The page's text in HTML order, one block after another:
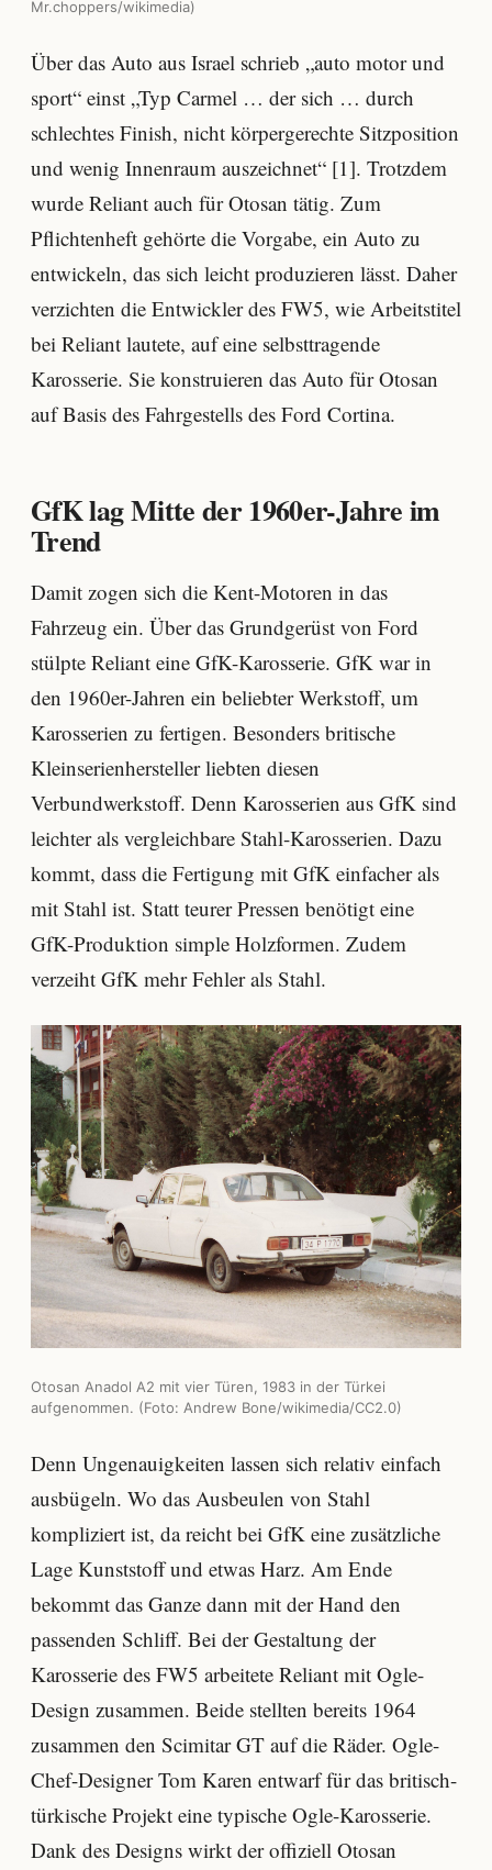
Mr.choppers/wikimedia)
Über das Auto aus Israel schrieb „auto motor und
sport“ einst „Typ Carmel … der sich … durch
schlechtes Finish, nicht körpergerechte Sitzposition
und wenig Innenraum auszeichnet“ [1]. Trotzdem
wurde Reliant auch für Otosan tätig. Zum
Pflichtenheft gehörte die Vorgabe, ein Auto zu
entwickeln, das sich leicht produzieren lässt. Daher
verzichten die Entwickler des FW5, wie Arbeitstitel
bei Reliant lautete, auf eine selbsttragende
Karosserie. Sie konstruieren das Auto für Otosan
auf Basis des Fahrgestells des Ford Cortina.
GfK lag Mitte der 1960er-Jahre im
Trend
Damit zogen sich die Kent-Motoren in das
Fahrzeug ein. Über das Grundgerüst von Ford
stülpte Reliant eine GfK-Karosserie. GfK war in
den 1960er-Jahren ein beliebter Werkstoff, um
Karosserien zu fertigen. Besonders britische
Kleinserienhersteller liebten diesen
Verbundwerkstoff. Denn Karosserien aus GfK sind
leichter als vergleichbare Stahl-Karosserien. Dazu
kommt, dass die Fertigung mit GfK einfacher als
mit Stahl ist. Statt teurer Pressen benötigt eine
GfK-Produktion simple Holzformen. Zudem
verzeiht GfK mehr Fehler als Stahl.
Otosan Anadol A2 mit vier Türen, 1983 in der Türkei
aufgenommen. (Foto: Andrew Bone/wikimedia/CC2.0)
Denn Ungenauigkeiten lassen sich relativ einfach
ausbügeln. Wo das Ausbeulen von Stahl
kompliziert ist, da reicht bei GfK eine zusätzliche
Lage Kunststoff und etwas Harz. Am Ende
bekommt das Ganze dann mit der Hand den
passenden Schliff. Bei der Gestaltung der
Karosserie des FW5 arbeitete Reliant mit Ogle-
Design zusammen. Beide stellten bereits 1964
zusammen den Scimitar GT auf die Räder. Ogle-
Chef-Designer Tom Karen entwarf für das britisch-
türkische Projekt eine typische Ogle-Karosserie.
Dank des Designs wirkt der offiziell Otosan